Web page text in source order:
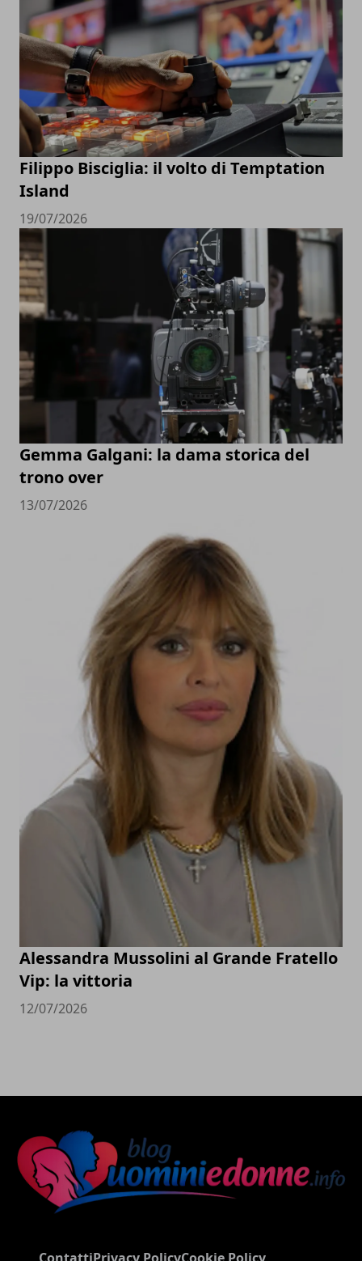
Filippo Bisciglia: il volto di Temptation
Island
19/07/2026
Gemma Galgani: la dama storica del
trono over
13/07/2026
Alessandra Mussolini al Grande Fratello
Vip: la vittoria
12/07/2026